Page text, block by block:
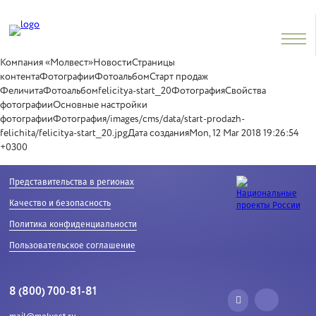
Компания «Молвест»НовостиСтраницы
контентаФотографииФотоальбомСтарт продаж
ФеличитаФотоальбомfelicitya-start_20ФотографияСвойства
фотографииОсновные настройки
фотографииФотография/images/cms/data/start-prodazh-
felichita/felicitya-start_20.jpgДата созданияMon, 12 Mar 2018 19:26:54
+0300
Представительства в регионах
Качество и безопасность
Политика конфиденциальности
Пользовательское соглашение
8 (800) 700-81-81